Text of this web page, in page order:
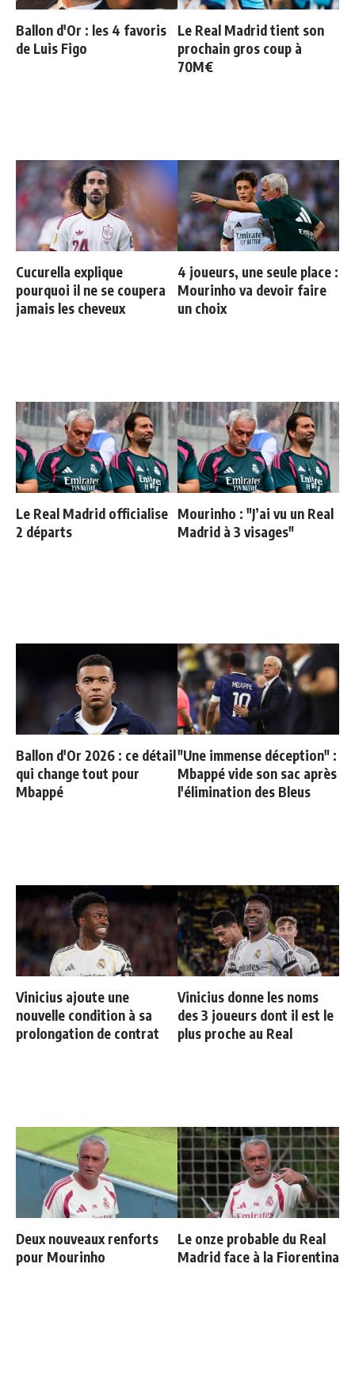
Ballon d'Or : les 4 favoris
de Luis Figo
Le Real Madrid tient son
prochain gros coup à
70M€
Cucurella explique
pourquoi il ne se coupera
jamais les cheveux
4 joueurs, une seule place :
Mourinho va devoir faire
un choix
Le Real Madrid officialise
2 départs
Mourinho : "J’ai vu un Real
Madrid à 3 visages"
Ballon d'Or 2026 : ce détail
qui change tout pour
Mbappé
"Une immense déception" :
Mbappé vide son sac après
l'élimination des Bleus
Vinicius ajoute une
nouvelle condition à sa
prolongation de contrat
Vinicius donne les noms
des 3 joueurs dont il est le
plus proche au Real
Deux nouveaux renforts
pour Mourinho
Le onze probable du Real
Madrid face à la Fiorentina